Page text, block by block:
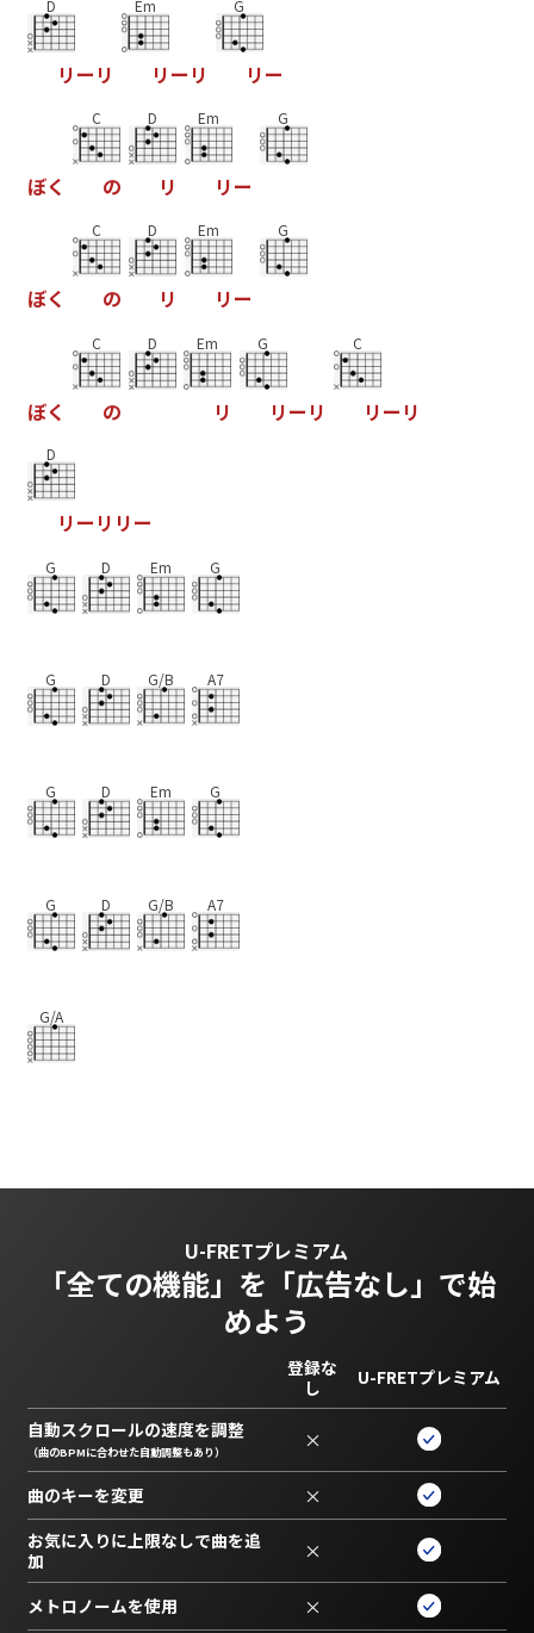
D
リー リ
Em
リー リ
G
リー
ぼく
C
の
D
リ
Em
リー
G
ぼく
C
の
D
リ
Em
リー
G
ぼく
C
の
D Em
リ
G
リー リ
C
リー リ
D
リー リ リー
G D Em G
G D G/B A7
G D Em G
G D G/B A7
G/A
U-FRETプレミアム
「全ての機能」を 「広告なし」で始
めよう
登録な
し
U-FRETプレミアム
自動スクロールの速度を調整
（曲のBPMに合わせた自動調整もあり） ×
曲のキーを変更 ×
お気に入りに上限なしで曲を追
加
×
メトロノームを使用 ×